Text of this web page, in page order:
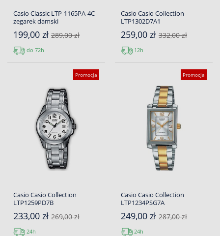
Casio Classic LTP-1165PA-4C -
zegarek damski
199,00 zł 289,00 zł
do 72h
Casio Casio Collection
LTP1302D7A1
259,00 zł 332,00 zł
12h
Promocja
Casio Casio Collection
LTP1259PD7B
233,00 zł 269,00 zł
24h
Promocja
Casio Casio Collection
LTP1234PSG7A
249,00 zł 287,00 zł
24h